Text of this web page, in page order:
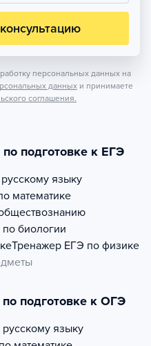
персональных данных на
данных и принимаете
соглашения.
подготовке к ЕГЭ
языку
математике
биологии
Тренажер ЕГЭ по физике
подготовке к ОГЭ
языку